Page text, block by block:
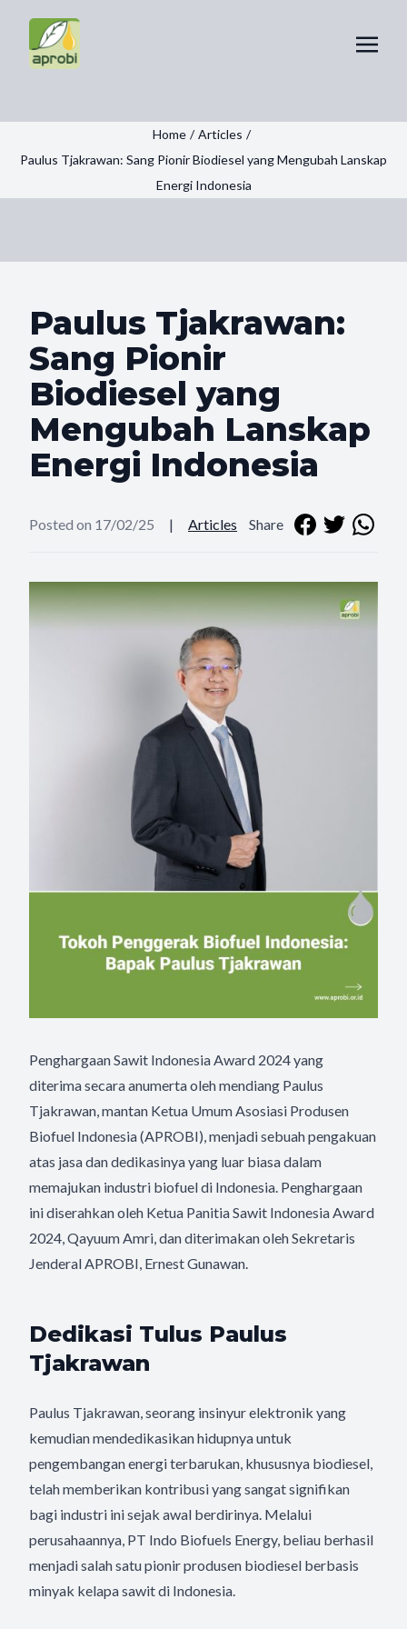
Home / Articles /
Paulus Tjakrawan: Sang Pionir Biodiesel yang Mengubah Lanskap
Energi Indonesia
Paulus Tjakrawan:
Sang Pionir
Biodiesel yang
Mengubah Lanskap
Energi Indonesia
Posted on 17/02/25 | Articles Share
Penghargaan Sawit Indonesia Award 2024 yang
diterima secara anumerta oleh mendiang Paulus
Tjakrawan, mantan Ketua Umum Asosiasi Produsen
Biofuel Indonesia (APROBI), menjadi sebuah pengakuan
atas jasa dan dedikasinya yang luar biasa dalam
memajukan industri biofuel di Indonesia. Penghargaan
ini diserahkan oleh Ketua Panitia Sawit Indonesia Award
2024, Qayuum Amri, dan diterimakan oleh Sekretaris
Jenderal APROBI, Ernest Gunawan.
Dedikasi Tulus Paulus
Tjakrawan
Paulus Tjakrawan, seorang insinyur elektronik yang
kemudian mendedikasikan hidupnya untuk
pengembangan energi terbarukan, khususnya biodiesel,
telah memberikan kontribusi yang sangat signifikan
bagi industri ini sejak awal berdirinya. Melalui
perusahaannya, PT Indo Biofuels Energy, beliau berhasil
menjadi salah satu pionir produsen biodiesel berbasis
minyak kelapa sawit di Indonesia.